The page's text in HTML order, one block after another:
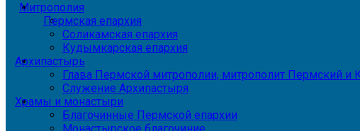
Митрополия
Пермская епархия
Соликамская епархия
Кудымкарская епархия
Архипастырь
Глава Пермской митрополии, митрополит Пермский и
Служение Архипастыря
Храмы и монастыри
Благочинные Пермской епархии